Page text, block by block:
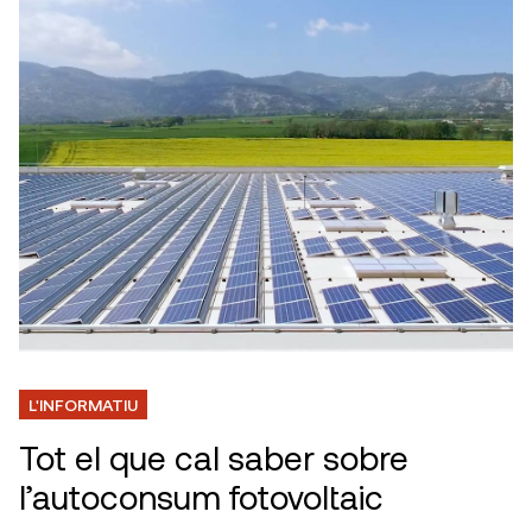
L'INFORMATIU
Tot el que cal saber sobre
l’autoconsum fotovoltaic